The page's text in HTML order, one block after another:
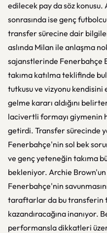
edilecek pay da söz
sonrasında ise genç
transfer sürecine dair
aslında Milan ile anlaşma
sajanstlerinde Fenerbahçe
takıma katılma teklifinde
tutkusu ve vizyonu
gelme kararı aldığını
lacivertli formayı giymenin
getirdi. Transfer sürecinde
Fenerbahçe'nin sol bek
ve genç yeteneğin takıma
bekleniyor. Archie
Fenerbahçe'nin
taraftarlar da bu transferin
kazandıracağına inanıyor.
performansla dikkatleri